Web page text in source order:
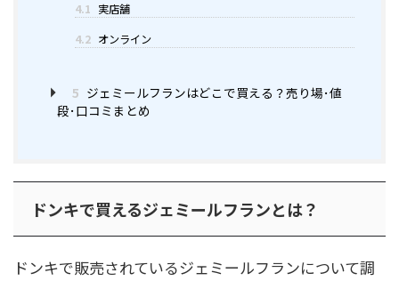
4.1 実店舗
4.2 オンライン
5 ジェミールフランはどこで買える？売り場･値
段･口コミまとめ
ドンキで買えるジェミールフランとは？
ドンキで販売されているジェミールフランについて調